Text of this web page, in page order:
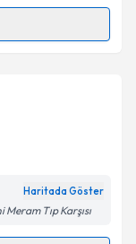
Aydınlatma
belirtilen
takvimi talebi
için bir
Haritada Göster
Tıp Karşısı